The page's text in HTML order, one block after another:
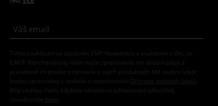
Tímto souhlasím se zasíláním EMP Newslettru a souhlasím s tím, že
E.M.P. Merchandising mbH může zpracovávat mé osobní údaje a
pravidelně mi posílat informace o svých produktech. Mé osobní údaje
budou zpracovány v souladu s ustanoveními
Ochrana osobních údajů
Můj souhlas mohu kdykoliv odvolat na odhlašovací odkaz/link.
Unsubscribe here